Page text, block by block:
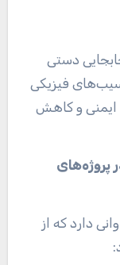
دستی
فیزیکی
ایمنی و کاهش
پروژه‌های
دارد که از